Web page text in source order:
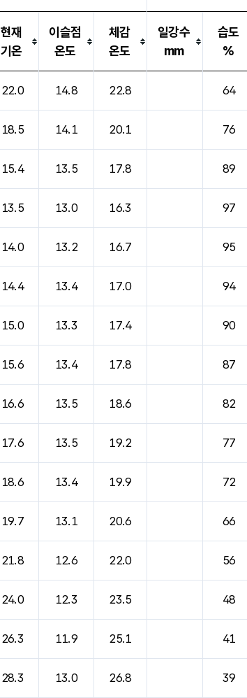
현재
기온
이슬점
온도
체감
온도
일강수
mm
습도
%
22.0 14.8 22.8 64
18.5 14.1 20.1 76
15.4 13.5 17.8 89
13.5 13.0 16.3 97
14.0 13.2 16.7 95
14.4 13.4 17.0 94
15.0 13.3 17.4 90
15.6 13.4 17.8 87
16.6 13.5 18.6 82
17.6 13.5 19.2 77
18.6 13.4 19.9 72
19.7 13.1 20.6 66
21.8 12.6 22.0 56
24.0 12.3 23.5 48
26.3 11.9 25.1 41
28.3 13.0 26.8 39